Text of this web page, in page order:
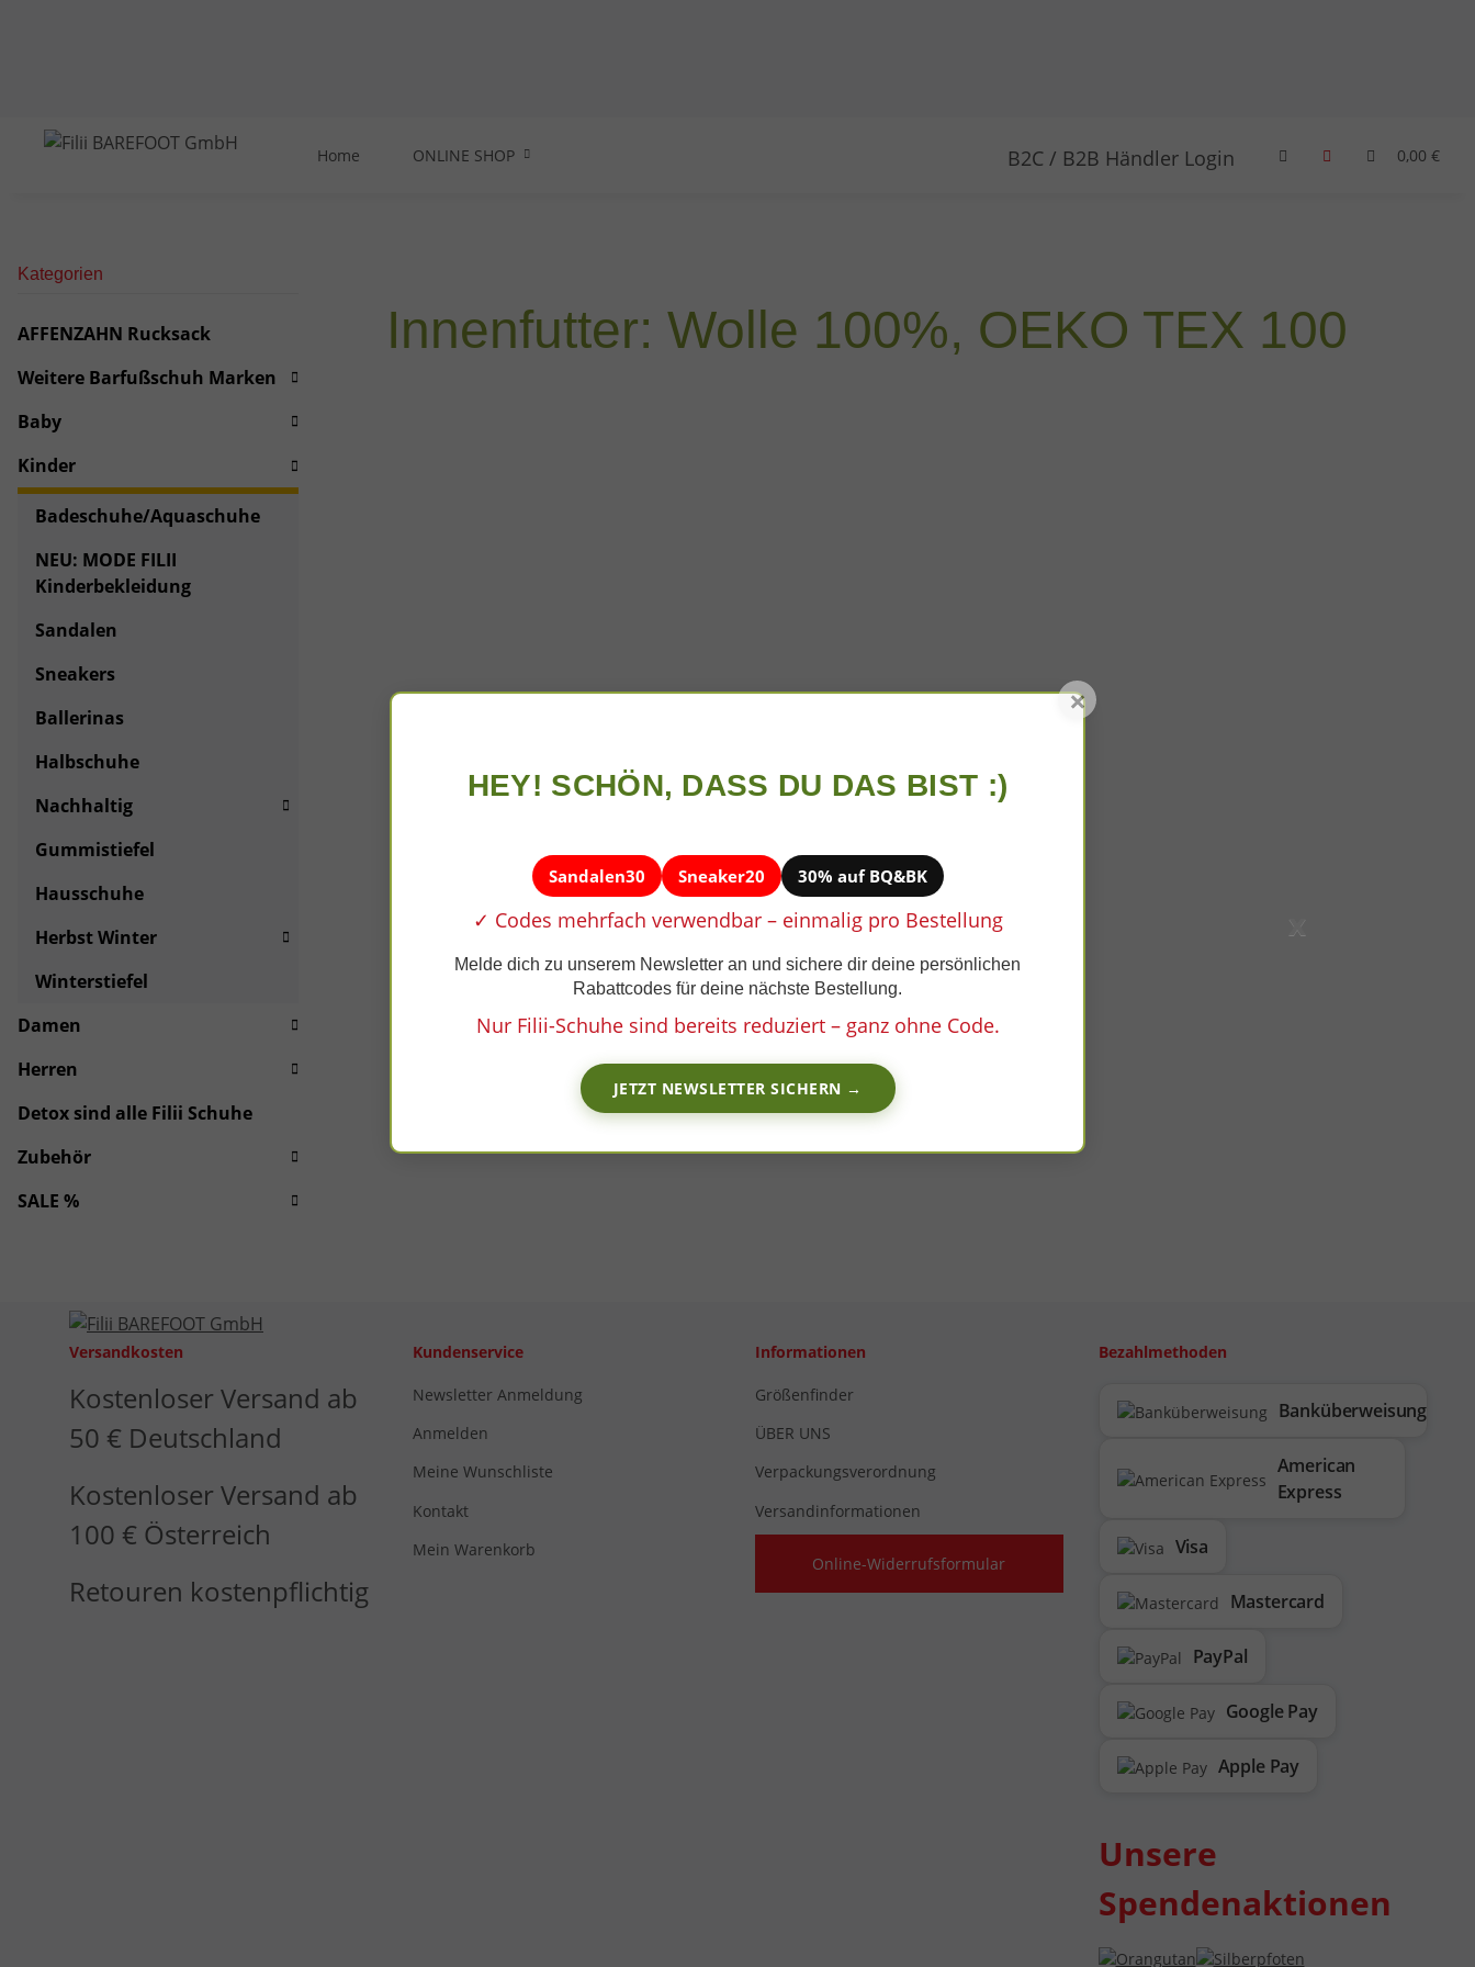
0,00 €
Home ONLINE SHOP B2C / B2B Händler Login
Innenfutter: Wolle 100%, OEKO TEX 100
Kategorien
AFFENZAHN Rucksack
Weitere Barfußschuh Marken
Baby
Kinder
Badeschuhe/Aquaschuhe
NEU: MODE FILII
Kinderbekleidung
Sandalen
Sneakers
Ballerinas
Halbschuhe
Nachhaltig
Gummistiefel
Hausschuhe
Herbst Winter
Winterstiefel
Damen
Herren
Detox sind alle Filii Schuhe
Zubehör
SALE %
Versandkosten
Kostenloser Versand ab
50 € Deutschland
Kostenloser Versand ab
100 € Österreich
Retouren kostenpflichtig
Kundenservice
Newsletter Anmeldung
Anmelden
Meine Wunschliste
Kontakt
Mein Warenkorb
Informationen
Größenfinder
ÜBER UNS
Verpackungsverordnung
Versandinformationen
Online-Widerrufsformular
Bezahlmethoden
Banküberweisung
American
Express
Visa
Mastercard
PayPal
Google Pay
Apple Pay
Unsere
Spendenaktionen
×
HEY! SCHÖN, DASS DU DAS BIST :)
Sandalen30 Sneaker20 30% auf BQ&BK
✓ Codes mehrfach verwendbar – einmalig pro Bestellung
Melde dich zu unserem Newsletter an und sichere dir deine persönlichen
Rabattcodes für deine nächste Bestellung.
Nur Filii-Schuhe sind bereits reduziert – ganz ohne Code.
JETZT NEWSLETTER SICHERN →